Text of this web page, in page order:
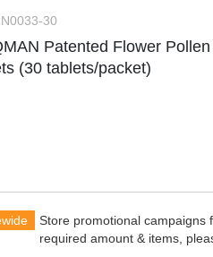
The Third Trimester
Confinement Care
NEWS
BHK’s 研究手記
N0033-30
Patented Flower
(30 tablets/packet)
Store promotional campaigns
required amount & items,